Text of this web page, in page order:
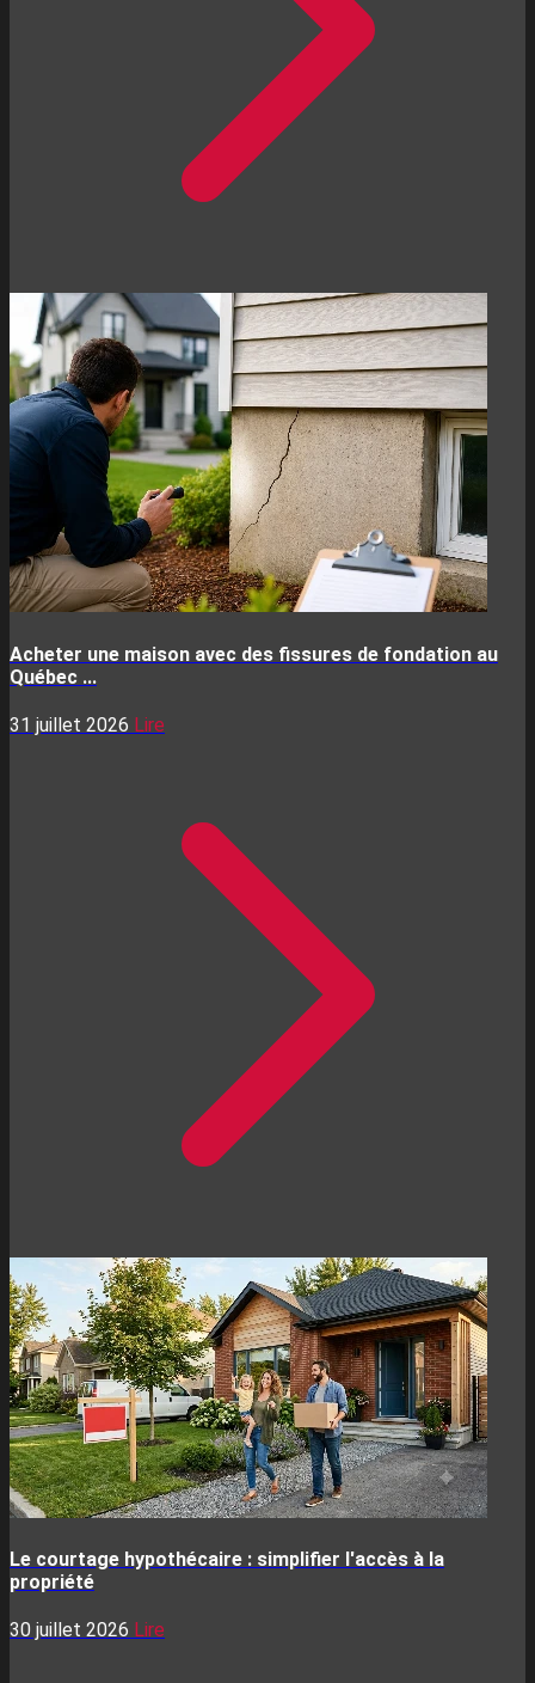
Acheter une maison avec des fissures de fondation au
Québec ...
31 juillet 2026 Lire
Le courtage hypothécaire : simplifier l'accès à la
propriété
30 juillet 2026 Lire